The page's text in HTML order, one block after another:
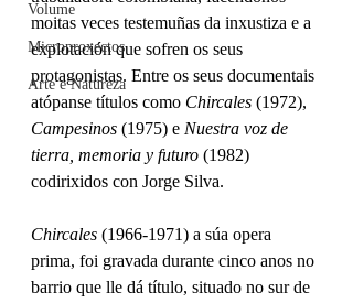
Volume
Microproxectos
Arte e Natureza
moitas veces testemuñas da inxustiza e a
explotación que sofren os seus
protagonistas. Entre os seus documentais
atópanse títulos como Chircales (1972),
Campesinos (1975) e Nuestra voz de
tierra, memoria y futuro (1982)
codirixidos con Jorge Silva.
Chircales (1966-1971) a súa opera
prima, foi gravada durante cinco anos no
barrio que lle dá título, situado no sur de